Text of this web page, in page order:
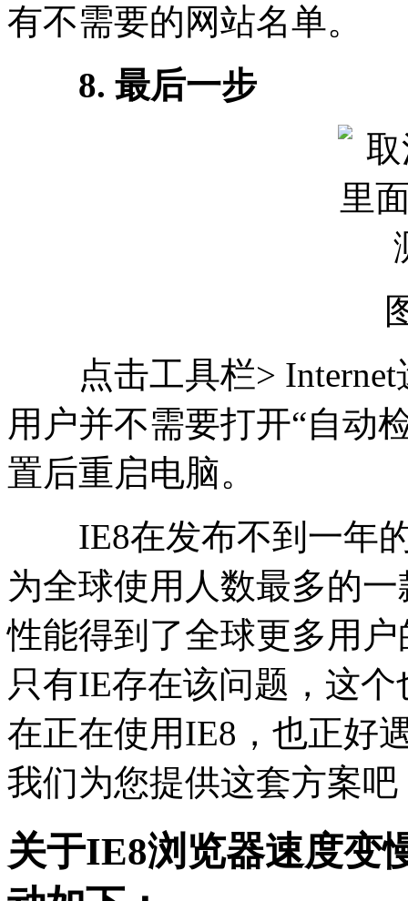
有不需要的网站名单。
8. 最后一步
点击工具栏> Internet
用户并不需要打开“自动
置后重启电脑。
IE8在发布不到一年的
为全球使用人数最多的
性能得到了全球更多用
只有IE存在该问题，这
在正在使用IE8，也正好
我们为您提供这套方案吧
关于IE8浏览器速度变